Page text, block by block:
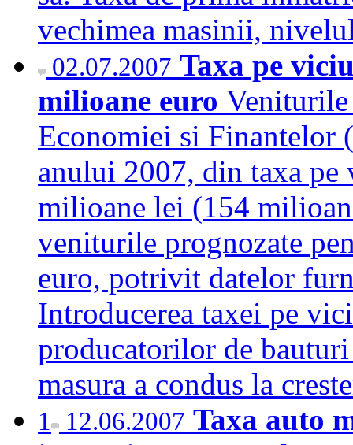
vechimea masinii,
02.07.2007 Taxa pe
milioane euro
Economiei si
anului 2007, din taxa
milioane lei (154
veniturile prognozate
euro, potrivit datelor
Introducerea taxei pe
producatorilor de
masura a condus la
1 12.06.2007 Taxa auto